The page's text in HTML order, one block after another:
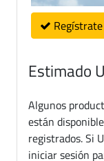
Regístrate
Estimado
Algunos
están
registrados. Si
iniciar sesión